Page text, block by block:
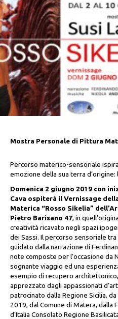
Mostra Personale di Pittura
Percorso materico-sensoriale
emozione della sua terra d’origine:
Domenica 2 giugno 2019 con
Cava ospiterà il Vernissage
Materica “Rosso Sikelia”
Pietro Barisano 47, in
creatività ricavato negli spazi
dei Sassi. Il percorso sensoriale
guidato dalla narrazione di
note composte per l’occasione da
sognante viaggio ed una
esempio di recupero
apprezzato dagli appassionati
patrocinato dalla Regione Sicilia,
2019, dal Comune di Matera, dalla
d'Italia Consolato Regione